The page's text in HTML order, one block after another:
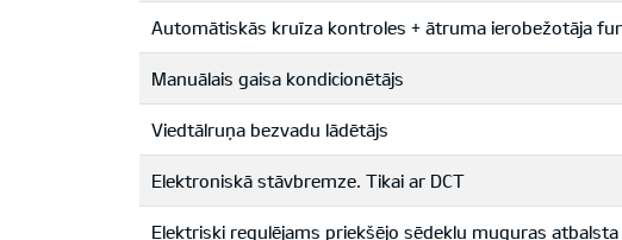
Automātiskās kruīza kontroles + ātruma ierobežotāja
Manuālais gaisa kondicionētājs
Viedtālruņa bezvadu lādētājs
Elektroniskā stāvbremze. Tikai ar DCT
Elektriski regulējams priekšējo sēdekļu muguras